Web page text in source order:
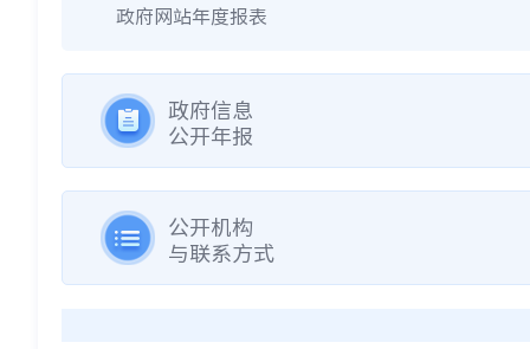
政府网站年度报表
政府信息
公开年报
公开机构
与联系方式